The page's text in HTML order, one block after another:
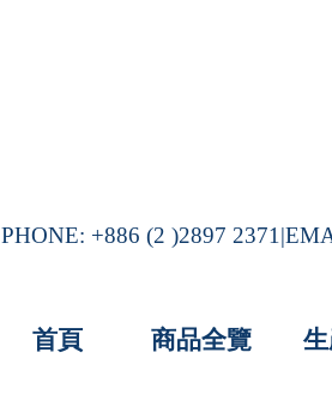
PHONE: +886 (2 )2897
首頁 商品全覽